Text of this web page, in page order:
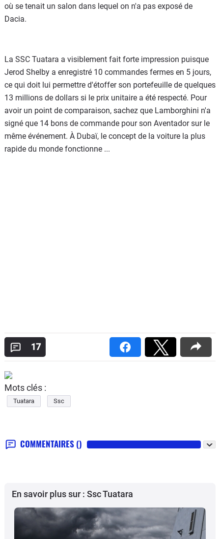
où se tenait un salon dans lequel on n'a pas exposé de
Dacia.
La SSC Tuatara a visiblement fait forte impression puisque
Jerod Shelby a enregistré 10 commandes fermes en 5 jours,
ce qui doit lui permettre d'étoffer son portefeuille de quelques
13 millions de dollars si le prix unitaire a été respecté. Pour
avoir un point de comparaison, sachez que Lamborghini n'a
signé que 14 bons de commande pour son Aventador sur le
même événement. À Dubaï, le concept de la voiture la plus
rapide du monde fonctionne ...
17
Mots clés :
Tuatara Ssc
COMMENTAIRES ()
En savoir plus sur : Ssc Tuatara